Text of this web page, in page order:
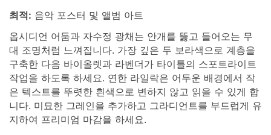
최적: 음악 포스터 및 앨범 아트
옵시디언 어둠과 자수정 광채는 안개를 뚫고 들어오는 무
대 조명처럼 느껴집니다. 가장 깊은 두 보라색으로 계층을
구축한 다음 바이올렛과 라벤더가 타이틀의 스포트라이트
작업을 하도록 하세요. 연한 라일락은 어두운 배경에서 작
은 텍스트를 뚜렷한 흰색으로 변하지 않고 읽을 수 있게 합
니다. 미묘한 그레인을 추가하고 그라디언트를 부드럽게 유
지하여 프리미엄 마감을 하세요.